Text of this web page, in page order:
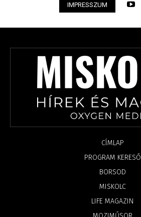
IMPRESSZUM
CÍMLAP
PROGRAM KERESŐ
BORSOD
MISKOLC
LIFE MAGAZIN